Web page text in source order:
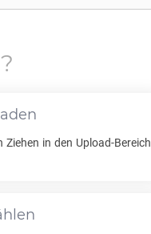
?
Ziehen in den Upload-Bereich